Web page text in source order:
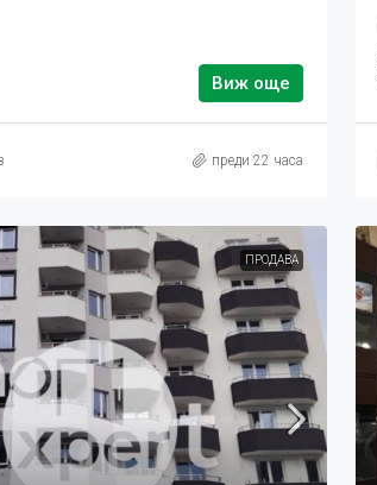
Виж още
преди 22 часа
ПРОДАВА